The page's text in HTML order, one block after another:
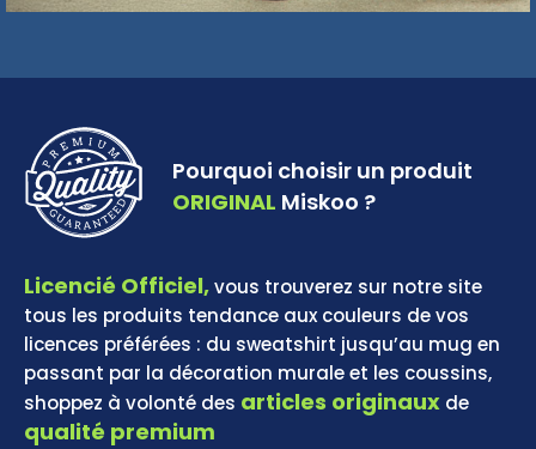
Pourquoi choisir un produit
ORIGINAL Miskoo ?
Licencié Officiel,vous trouverez sur notre site
tous les produits tendance aux couleurs de vos
licences préférées : du sweatshirt jusqu’au mug en
passant par la décoration murale et les coussins,
shoppez à volonté des articles originaux de
qualité premium